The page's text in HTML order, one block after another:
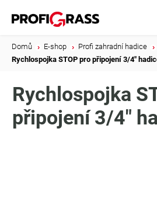
Domů E-shop Profi zahradní hadice
Rychlospojka STOP pro připojení 3/4"
Rychlospojka
připojení 3/4"